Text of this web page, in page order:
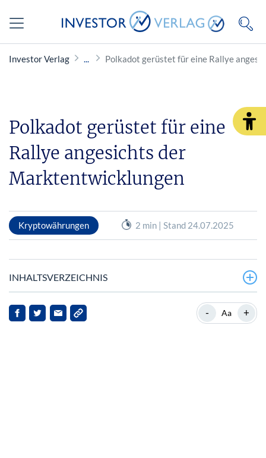
Investor Verlag Polkadot gerüstet für eine Rallye
Polkadot gerüstet für eine
Rallye angesichts der
Marktentwicklungen
Kryptowährungen 2 min | Stand 24.07.2025
INHALTSVERZEICHNIS
Mögliche Rally von Polkadot
- Aa +